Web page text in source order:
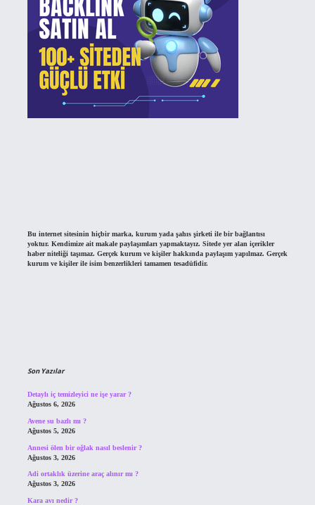
Bu internet sitesinin hiçbir marka, kurum yada şahıs şirketi ile bir bağlantısı
yoktur. Kendimize ait makale paylaşımları yapmaktayız. Sitede yer alan içerikler
haber niteliği taşımaz. Gerçek kurum ve kişiler hakkında paylaşım yapılmaz. Gerçek
kurum ve kişiler ile isim benzerlikleri tamamen tesadüfidir.
Son Yazılar
Detaylı iç temizleyici ne işe yarar ?
Ağustos 6, 2026
Avene su bazlı mı ?
Ağustos 5, 2026
Annesi ölen bir oğlak nasıl beslenir ?
Ağustos 3, 2026
Adi ortaklık üzerine araç alınır mı ?
Ağustos 3, 2026
Kara avı nedir ?